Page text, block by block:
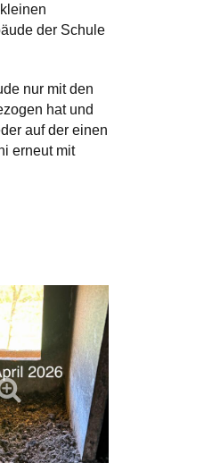
der Schule
nur mit den
hat und
auf der einen
erneut mit